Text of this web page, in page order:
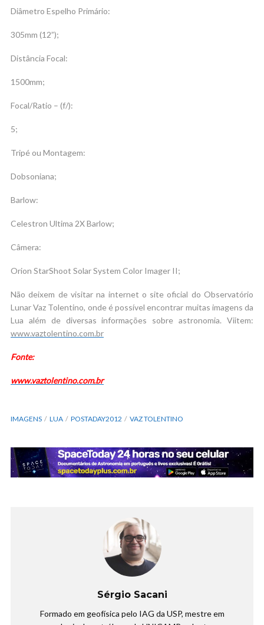
Diâmetro Espelho Primário:
305mm (12”);
Distância Focal:
1500mm;
Focal/Ratio – (f/):
5;
Tripé ou Montagem:
Dobsoniana;
Barlow:
Celestron Ultima 2X Barlow;
Câmera:
Orion StarShoot Solar System Color Imager II;
Não deixem de visitar na internet o site oficial do Observatório
Lunar Vaz Tolentino, onde é possível encontrar muitas imagens da
Lua além de diversas informações sobre astronomia. Viitem:
www.vaztolentino.com.br
Fonte:
www.vaztolentino.com.br
IMAGENS LUA POSTADAY2012 VAZ TOLENTINO
Sérgio Sacani
Formado em geofísica pelo IAG da USP, mestre em